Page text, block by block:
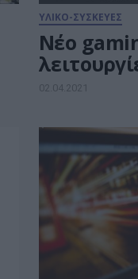
ΥΛΙΚΟ-ΣΥΣΚΕΥΕΣ
Νέο
02.04.2021